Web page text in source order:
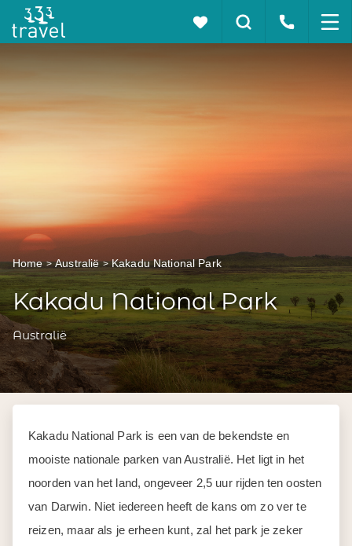
Home Australië Kakadu National Park
Kakadu National Park
Australië
Kakadu National Park is een van de bekendste en
mooiste nationale parken van Australië. Het ligt in het
noorden van het land, ongeveer 2,5 uur rijden ten oosten
van Darwin. Niet iedereen heeft de kans om zo ver te
reizen, maar als je erheen kunt, zal het park je zeker